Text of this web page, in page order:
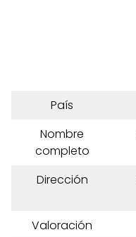
País
Nombre
completo
Dirección
Valoración